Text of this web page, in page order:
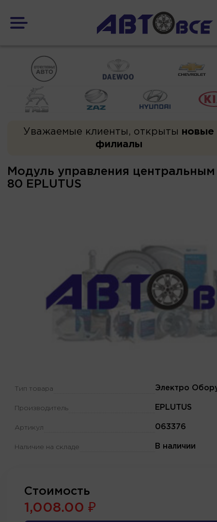
Уважаемые клиенты, открыты новые
филиалы
Модуль управления
80 EPLUTUS
Тип товара Электро
Производитель EPLUTUS
Артикул 063376
Наличие на складе В наличии
Стоимость
1,008.00 ₽